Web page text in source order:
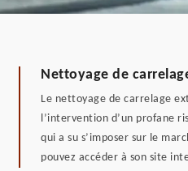
Nettoyage de
Le nettoyage de carrelage
l’intervention d’un profane
qui a su s’imposer sur le
pouvez accéder à son site